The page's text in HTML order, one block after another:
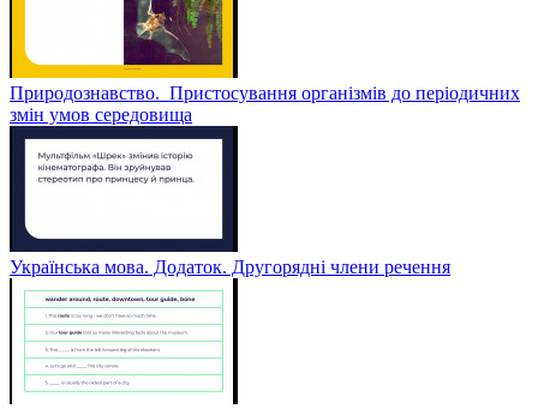
Природознавство. Пристосування організмів до періодичних
змін умов середовища
Українська мова. Додаток. Другорядні члени речення